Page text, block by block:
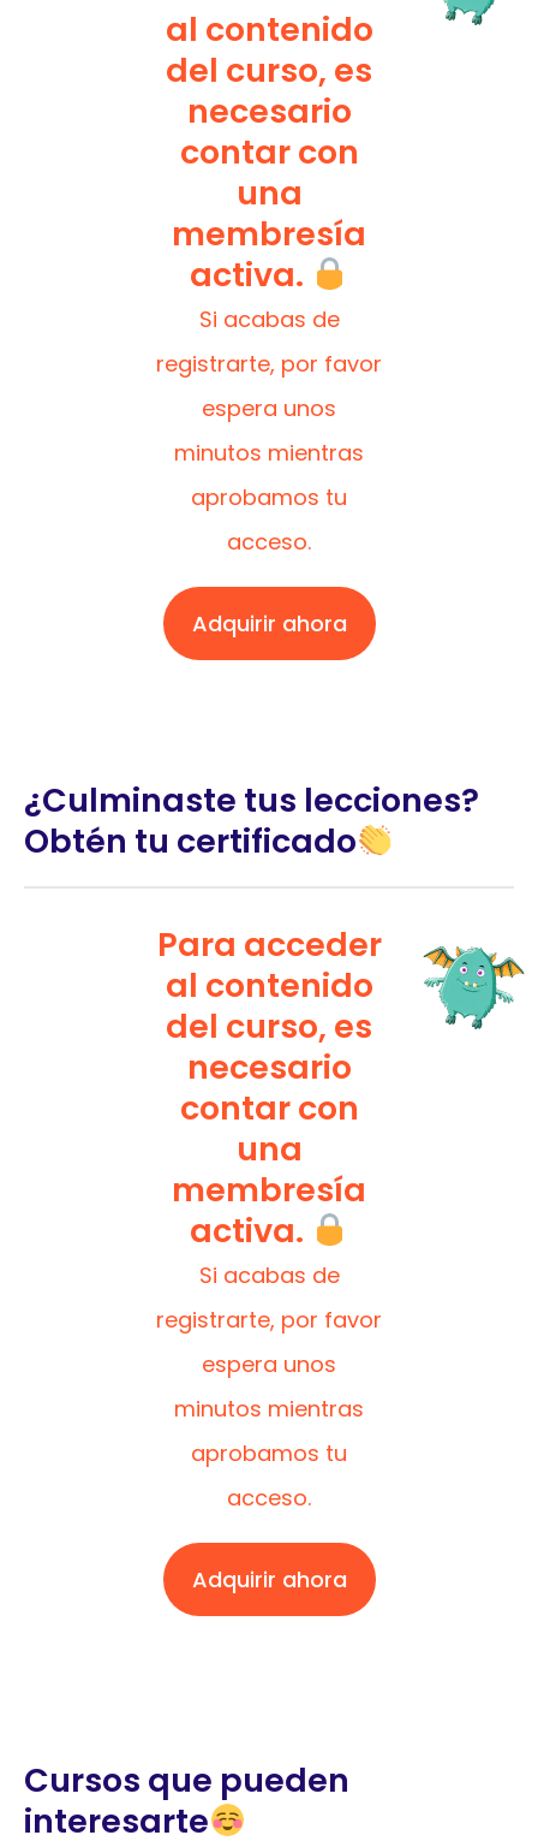
al contenido
del curso, es
necesario
contar con
una
membresía
activa.
Si acabas de
registrarte, por favor
espera unos
minutos mientras
aprobamos tu
acceso.
Adquirir ahora
¿Culminaste tus lecciones?
Obtén tu certificado
Para acceder
al contenido
del curso, es
necesario
contar con
una
membresía
activa.
Si acabas de
registrarte, por favor
espera unos
minutos mientras
aprobamos tu
acceso.
Adquirir ahora
Cursos que pueden
interesarte